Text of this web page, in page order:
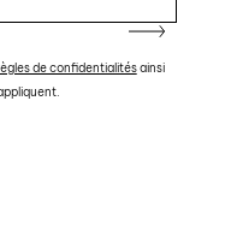
de confidentialitésainsi